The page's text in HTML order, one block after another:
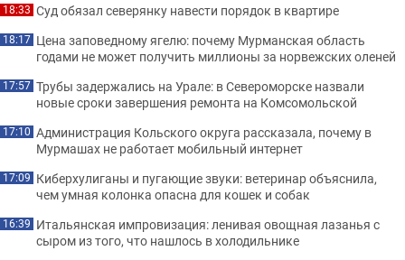
18:33 Суд обязал северянку навести порядок в квартире
18:17 Цена заповедному ягелю: почему Мурманская область
годами не может получить миллионы за норвежских оленей
17:57 Трубы задержались на Урале: в Североморске назвали
новые сроки завершения ремонта на Комсомольской
17:10 Администрация Кольского округа рассказала, почему в
Мурмашах не работает мобильный интернет
17:09 Киберхулиганы и пугающие звуки: ветеринар объяснила,
чем умная колонка опасна для кошек и собак
16:39 Итальянская импровизация: ленивая овощная лазанья с
сыром из того, что нашлось в холодильнике